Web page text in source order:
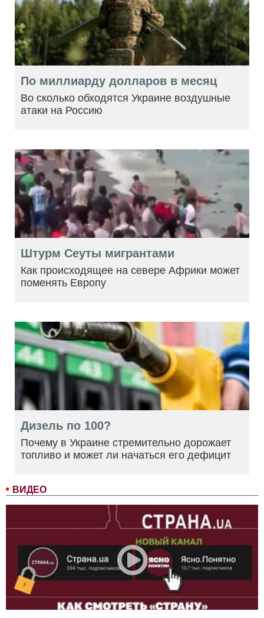
ВИДЕО
По миллиарду долларов в месяц
Во сколько обходятся Украине воздушные
атаки на Россию
Штурм Сеуты мигрантами
Как происходящее на севере Африки может
поменять Европу
Дизель по 100?
Почему в Украине стремительно дорожает
топливо и может ли начаться его дефицит